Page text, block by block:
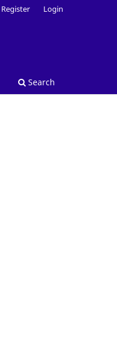
Search
Register Login